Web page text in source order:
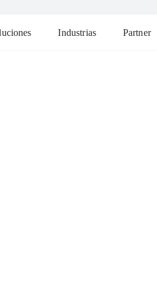
Industrias Partner